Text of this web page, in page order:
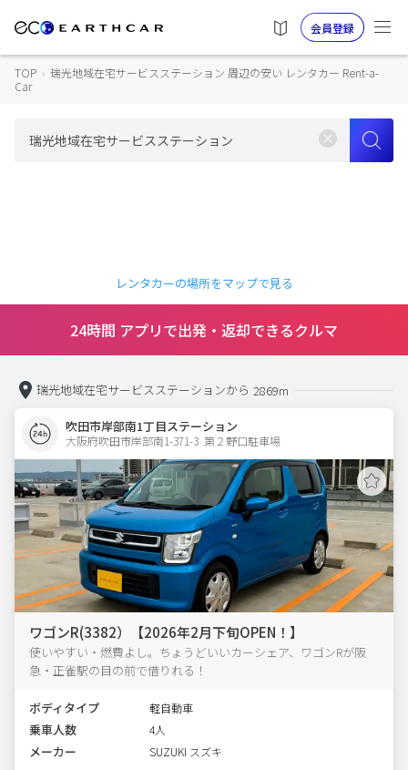
会員登録
TOP › 瑞光地域在宅サービスステーション 周辺の安い レンタカー Rent-a-
Car
レンタカーの場所をマップで見る
24時間 アプリで出発・返却できるクルマ
瑞光地域在宅サービスステーションから 2869m
吹田市岸部南1丁目ステーション
大阪府吹田市岸部南1-371-3  第２野口駐車場
ワゴンR(3382）【2026年2月下旬OPEN！】
使いやすい・燃費よし。ちょうどいいカーシェア、ワゴンRが阪
急・正雀駅の目の前で借りれる！
ボディタイプ 軽自動車
乗車人数 4人
メーカー SUZUKI スズキ